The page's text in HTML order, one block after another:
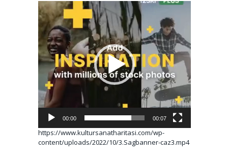
Video
oynatıcı
00:00 00:07
https://www.kultursanatharitasi.com/wp-
content/uploads/2022/10/3.Sagbanner-caz3.mp4